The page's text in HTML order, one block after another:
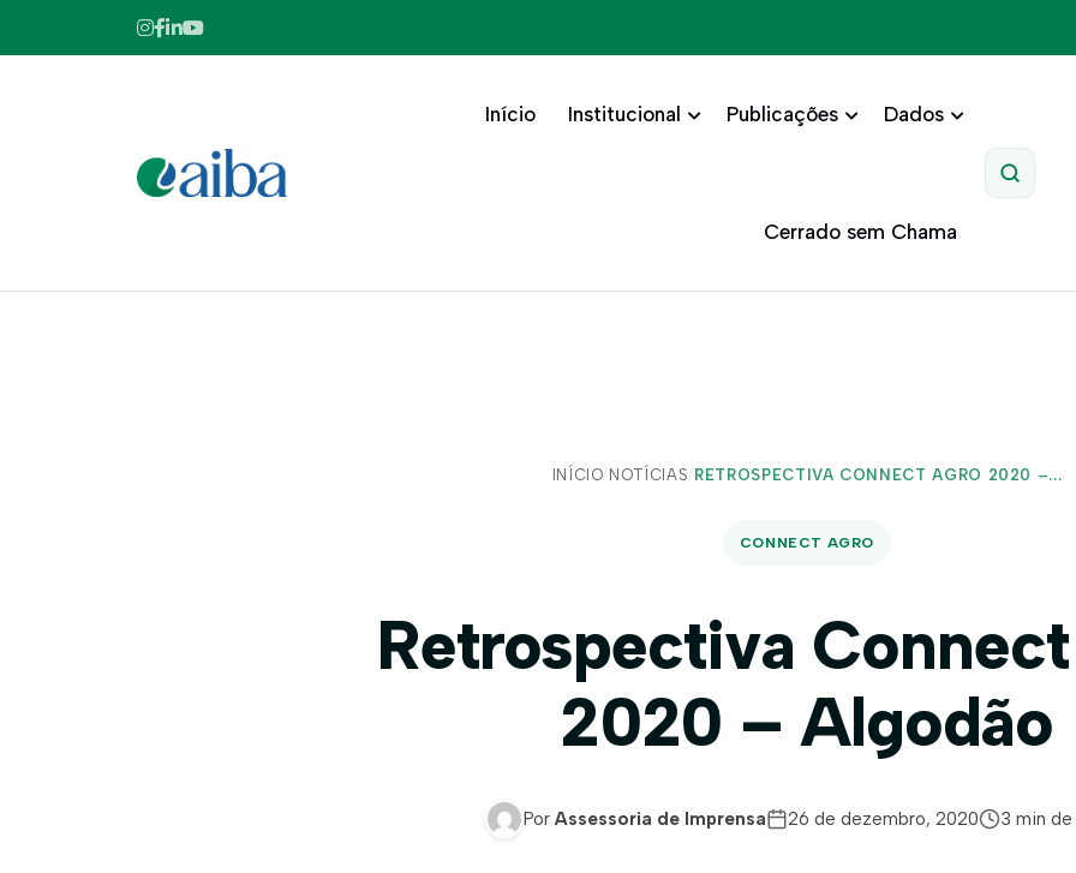
Início Institucional Publicações Dados
Cerrado sem Chama
INÍCIO/ NOTÍCIAS/ RETROSPECTIVA CONNECT AGRO 2020 –...
CONNECT AGRO
Retrospectiva
2020 – Algodão
Por Assessoria de Imprensa 26 de dezembro, 2020 3 min